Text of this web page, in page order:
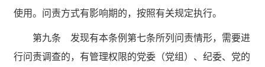
使用。问责方式有影响期的，按照有关规定执行。
第九条 发现有本条例第七条所列问责情形，需要进
行问责调查的，有管理权限的党委（党组）、纪委、党的